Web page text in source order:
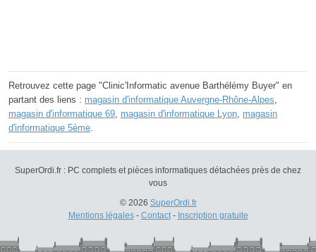
Retrouvez cette page "Clinic'Informatic avenue Barthélémy Buyer" en
partant des liens : magasin d'informatique Auvergne-Rhône-Alpes
magasin d'informatique 69 magasin d'informatique Lyon magasin
d'informatique 5ème
SuperOrdi.fr : PC complets et pièces informatiques détachées près de chez
vous
© 2026 SuperOrdi.fr
Mentions légales- Contact- Inscription gratuite